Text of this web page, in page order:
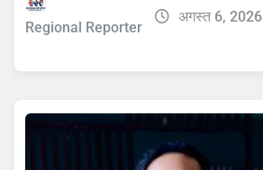
Regional Reporter
अगस्त 6, 2026